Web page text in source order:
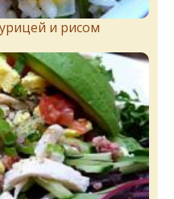
и рисом